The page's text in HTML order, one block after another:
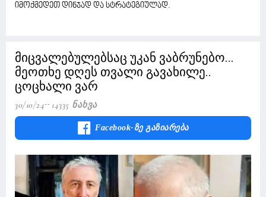
იმოქმედეთ დინჯად და სტრატეგიულად.
მიცვალებულებსაც უკან ვაბრუნებო...
მეოთხე დღეს თვალი გავახილე..
ცოცხალი ვარ
30/10/24 14335 Ნახვა
Facebook-Ზე Გაზიარება